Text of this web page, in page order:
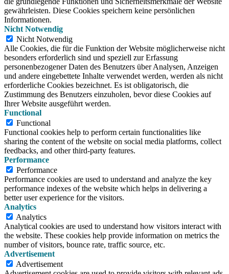
gewährleisten. Diese Cookies speichern keine persönlichen
Informationen.
Nicht Notwendig
Nicht Notwendig
Alle Cookies, die für die Funktion der Website möglicherweise nicht
besonders erforderlich sind und speziell zur Erfassung
personenbezogener Daten des Benutzers über Analysen, Anzeigen
und andere eingebettete Inhalte verwendet werden, werden als nicht
erforderliche Cookies bezeichnet. Es ist obligatorisch, die
Zustimmung des Benutzers einzuholen, bevor diese Cookies auf
Ihrer Website ausgeführt werden.
Functional
Functional
Functional cookies help to perform certain functionalities like
sharing the content of the website on social media platforms, collect
feedbacks, and other third-party features.
Performance
Performance
Performance cookies are used to understand and analyze the key
performance indexes of the website which helps in delivering a
better user experience for the visitors.
Analytics
Analytics
Analytical cookies are used to understand how visitors interact with
the website. These cookies help provide information on metrics the
number of visitors, bounce rate, traffic source, etc.
Advertisement
Advertisement